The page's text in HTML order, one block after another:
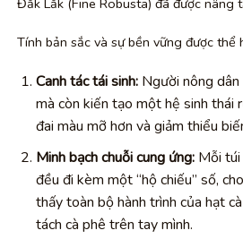
Tính bản sắc và sự bền vững được thể
Canh tác tái sinh:Người nông dân
mà còn kiến tạo một hệ sinh thái
đai màu mỡ hơn và giảm thiểu
Minh bạch chuỗi cung ứng:Mỗi túi
đều đi kèm một “hộ chiếu” số,
thấy toàn bộ hành trình của hạt
tách cà phê trên tay mình.